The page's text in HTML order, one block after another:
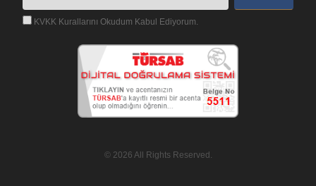
KVKK Kurallarını Okudum Kabul Ediyorum.
© 2026 All Rights Reserved.